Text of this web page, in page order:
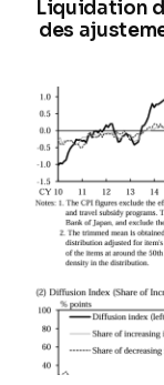
Liquidation
des